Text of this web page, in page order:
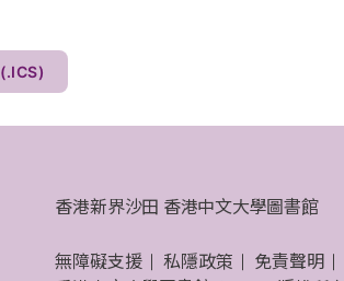
其他日曆 (.ICS)
香港新界沙田 香港中文大學圖書館
無障礙支援 私隱政策 免責聲明